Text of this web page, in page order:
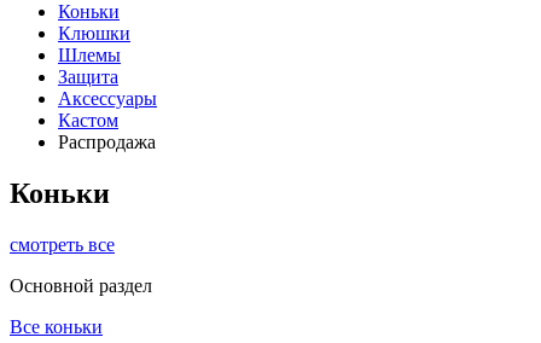
Коньки
Клюшки
Шлемы
Защита
Аксессуары
Кастом
Распродажа
Коньки
смотреть все
Основной раздел
Все коньки